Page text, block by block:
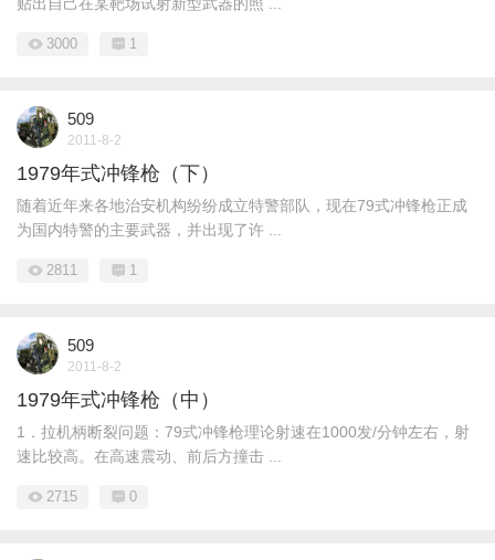
3000 1
509
2011-8-2
1979年式冲锋枪（下）
随着近年来各地治安机构纷纷成立特警部队，现在79式冲锋枪正成
为国内特警的主要武器，并出现了许 ...
2811 1
509
2011-8-2
1979年式冲锋枪（中）
1．拉机柄断裂问题：79式冲锋枪理论射速在1000发/分钟左右，射
速比较高。在高速震动、前后方撞击 ...
2715 0